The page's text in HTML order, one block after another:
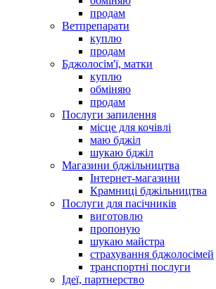
продам
Ветпрепарати
куплю
продам
Бджолосім'ї, матки
куплю
обміняю
продам
Послуги запилення
місце для кочівлі
маю бджіл
шукаю бджіл
Магазини бджільництва
Інтернет-магазини
Крамниці бджільництва
Послуги для пасічників
виготовлю
пропоную
шукаю майстра
страхування бджолосімей
транспортні послуги
Ідеї, партнерство